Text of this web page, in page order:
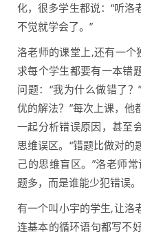
化，很多学生都说：“听
不觉就学会了。”
洛老师的课堂上,还有一
求每个学生都要有一本错
问题：“我为什么做错了？
优的解法？”每次上课，
一起分析错误原因，甚至
思维误区。“错题比做对
己的思维盲区。”洛老师
题多，而是谁能少犯错误
有一个叫小宇的学生,让洛
连基本的循环语句都写不